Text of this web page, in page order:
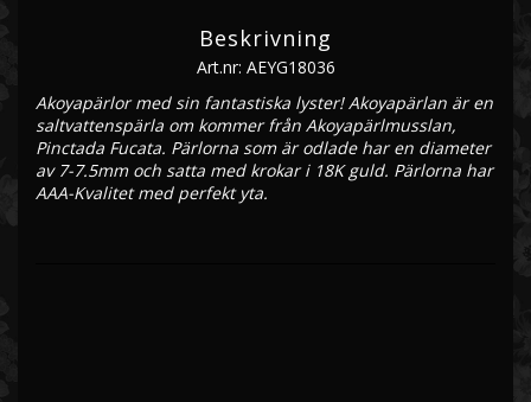
Beskrivning
Art.nr: AEYG18036
Akoyapärlor med sin fantastiska lyster! Akoyapärlan är en
saltvattenspärla om kommer från Akoyapärlmusslan,
Pinctada Fucata. Pärlorna som är odlade har en diameter
av 7-7.5mm och satta med krokar i 18K guld. Pärlorna har
AAA-Kvalitet med perfekt yta.